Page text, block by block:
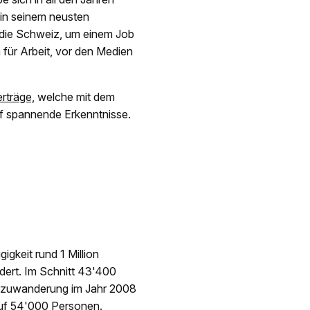
seinem neusten
Schweiz, um einem Job
Arbeit, vor den Medien
welche mit dem
Erkenntnisse.
rund 1 Million
Im Schnitt 43'400
im Jahr 2008
54'000 Personen.